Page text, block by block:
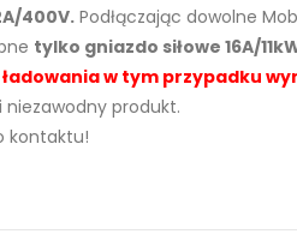
400V.Podłączając dowolne
tylko gniazdo siłowe 16A/
w tym przypadku
niezawodny produkt.
kontaktu!